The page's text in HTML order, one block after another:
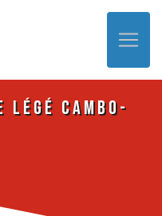
Cambo-